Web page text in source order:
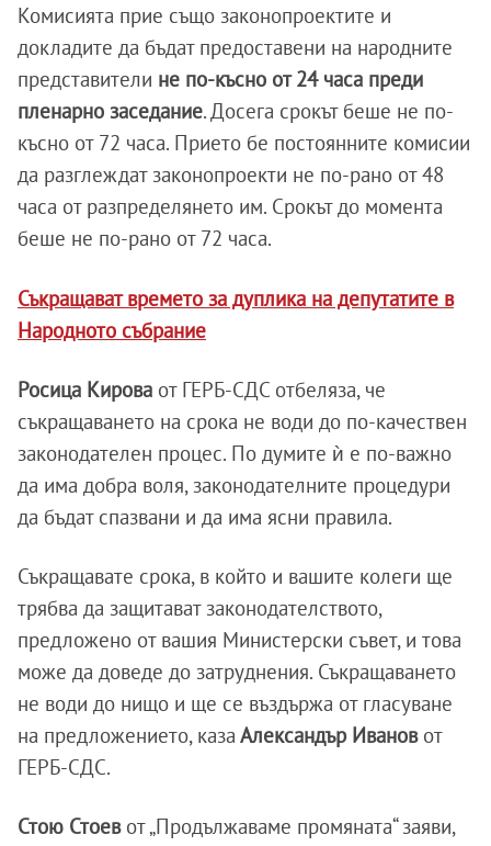
Комисията прие също законопроектите и
докладите да бъдат предоставени на народните
представители не по-късно от 24 часа преди
пленарно заседание. Досега срокът беше не по-
късно от 72 часа. Прието бе постоянните комисии
да разглеждат законопроекти не по-рано от 48
часа от разпределянето им. Срокът до момента
беше не по-рано от 72 часа.
Съкращават времето за дуплика на депутатите в
Народното събрание
Росица Кирова от ГЕРБ-СДС отбеляза, че
съкращаването на срока не води до по-качествен
законодателен процес. По думите ѝ е по-важно
да има добра воля, законодателните процедури
да бъдат спазвани и да има ясни правила.
Съкращавате срока, в който и вашите колеги ще
трябва да защитават законодателството,
предложено от вашия Министерски съвет, и това
може да доведе до затруднения. Съкращаването
не води до нищо и ще се въздържа от гласуване
на предложението, каза Александър Ивановот
ГЕРБ-СДС.
Стою Стоев от „Продължаваме промяната“ заяви,